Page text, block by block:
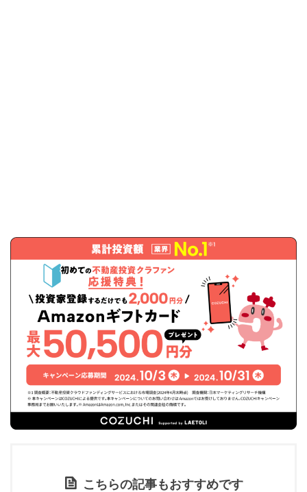
こちらの記事もおすすめです